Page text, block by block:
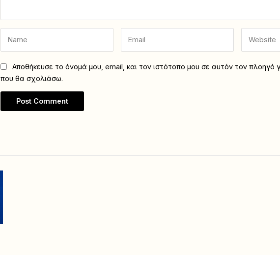
Αποθήκευσε το όνομά μου, email, και τον ιστότοπο μου σε αυτόν τον πλοηγό
που θα σχολιάσω.